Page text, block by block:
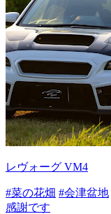
レヴォーグ VM4
#菜の花畑 #会津盆地
感謝です